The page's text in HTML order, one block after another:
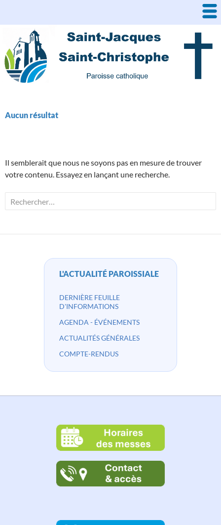
contenu
Aucun résultat
Il semblerait que nous ne soyons pas en mesure de trouver
votre contenu. Essayez en lançant une recherche.
Rechercher :
L'ACTUALITÉ PAROISSIALE
DERNIÈRE FEUILLE
D'INFORMATIONS
AGENDA - ÉVÉNEMENTS
ACTUALITÉS GÉNÉRALES
COMPTE-RENDUS